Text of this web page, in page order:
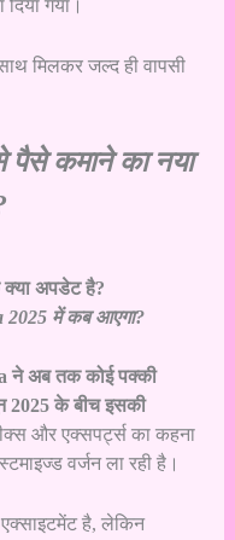
गया।
मिलकर जल्द ही वापसी
पैसे कमाने का नया
अपडेट है?
में कब आएगा?
ने अब तक कोई पक्की
2025 के बीच इसकी
और एक्सपर्ट्स का कहना
वर्जन ला रही है।
है, लेकिन